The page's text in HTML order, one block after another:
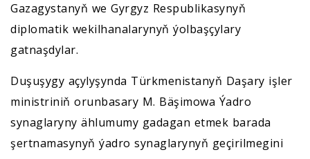
Gazagystanyň we Gyrgyz Respublikasynyň
diplomatik wekilhanalarynyň ýolbaşçylary
gatnaşdylar.
Duşuşygy açylyşynda Türkmenistanyň Daşary işler
ministriniň orunbasary M. Bäşimowa Ýadro
synaglaryny ählumumy gadagan etmek barada
şertnamasynyň ýadro synaglarynyň geçirilmegini